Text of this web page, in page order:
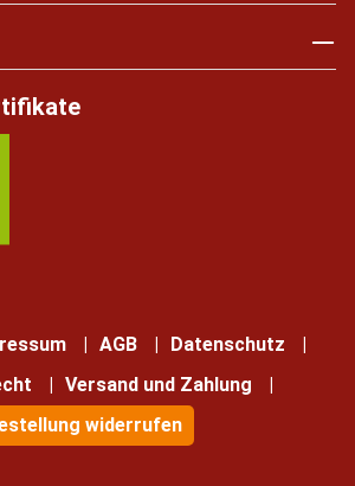
AGB
Datenschutz
Versand und Zahlung
widerrufen